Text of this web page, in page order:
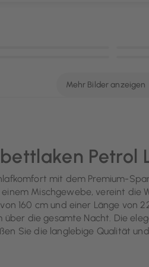
Mehr Bilder anzeigen
Petrol
mit dem Premium-
Mischgewebe, vereint die
160 cm und einer Länge
über die gesamte Nacht. Die
Sie die langlebige Qualität